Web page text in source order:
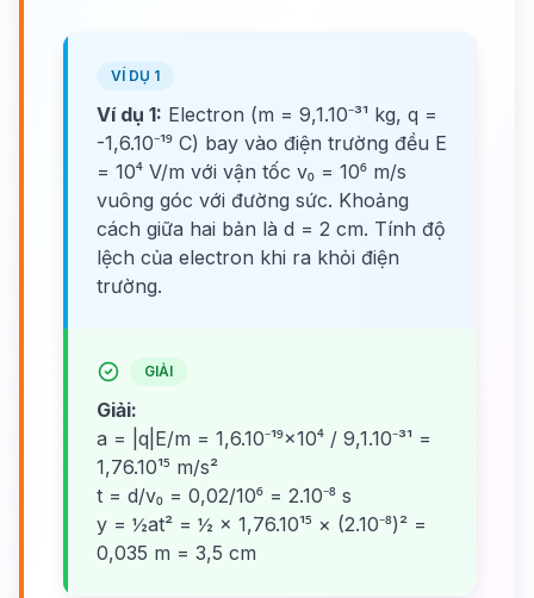
VÍ DỤ 1
Ví dụ 1: Electron (m = 9,1.10⁻³¹ kg, q =
-1,6.10⁻¹⁹ C) bay vào điện trường đều E
= 10⁴ V/m với vận tốc v₀ = 10⁶ m/s
vuông góc với đường sức. Khoảng
cách giữa hai bản là d = 2 cm. Tính độ
lệch của electron khi ra khỏi điện
trường.
GIẢI
Giải:
a = |q|E/m = 1,6.10⁻¹⁹×10⁴ / 9,1.10⁻³¹ =
1,76.10¹⁵ m/s²
t = d/v₀ = 0,02/10⁶ = 2.10⁻⁸ s
y = ½at² = ½ × 1,76.10¹⁵ × (2.10⁻⁸)² =
0,035 m = 3,5 cm